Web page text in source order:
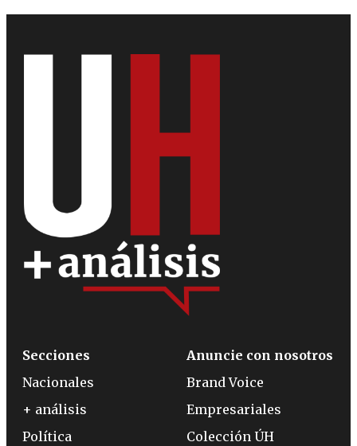
Secciones
Nacionales
+ análisis
Política
Anuncie con nosotros
Brand Voice
Empresariales
Colección ÚH